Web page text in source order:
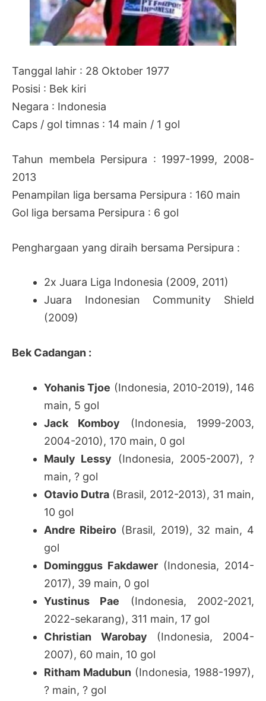
Tanggal lahir : 28 Oktober 1977
Posisi : Bek kiri
Negara : Indonesia
Caps / gol timnas : 14 main / 1 gol
Tahun membela Persipura : 1997-1999, 2008-
2013
Penampilan liga bersama Persipura : 160 main
Gol liga bersama Persipura : 6 gol
Penghargaan yang diraih bersama Persipura :
2x Juara Liga Indonesia (2009, 2011)
Juara Indonesian Community Shield
(2009)
Bek Cadangan :
Yohanis Tjoe (Indonesia, 2010-2019), 146
main, 5 gol
Jack Komboy (Indonesia, 1999-2003,
2004-2010), 170 main, 0 gol
Mauly Lessy (Indonesia, 2005-2007), ?
main, ? gol
Otavio Dutra (Brasil, 2012-2013), 31 main,
10 gol
Andre Ribeiro (Brasil, 2019), 32 main, 4
gol
Dominggus Fakdawer (Indonesia, 2014-
2017), 39 main, 0 gol
Yustinus Pae (Indonesia, 2002-2021,
2022-sekarang), 311 main, 17 gol
Christian Warobay (Indonesia, 2004-
2007), 60 main, 10 gol
Ritham Madubun (Indonesia, 1988-1997),
? main, ? gol